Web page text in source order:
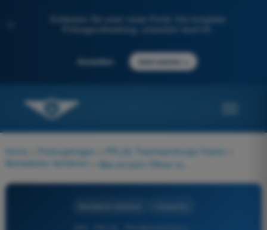
Entdecken Sie unser neues Portal: Ihre komplette
Prüfungsvorbereitung, unterstützt durch KI.
Anmelden Jetzt starten
Home Prüfungsfragen PPL(A) Theorieprüfungs-Trainer
Betriebliche Verfahren